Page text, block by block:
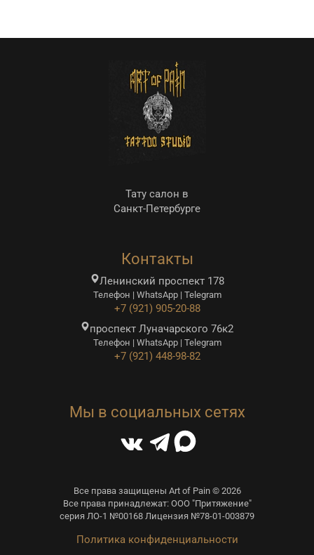
Тату салон в
Санкт-Петербурге
Контакты
Ленинский проспект 178
Телефон | WhatsApp | Telegram
+7 (921) 905-20-88
проспект Луначарского 76к2
Телефон | WhatsApp | Telegram
+7 (921) 448-98-82
Мы в социальных сетях
Все права защищены Art of Pain © 2026
Все права принадлежат: ООО "Притяжение"
серия ЛО-1 №00168 Лицензия №78-01-003879
Политика конфиденциальности